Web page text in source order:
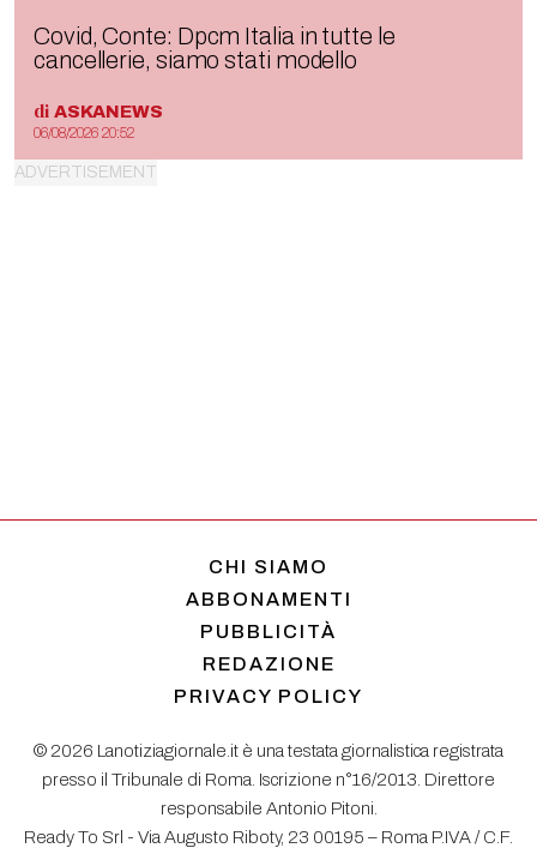
Covid, Conte: Dpcm Italia in tutte le
cancellerie, siamo stati modello
di ASKANEWS
06/08/2026 20:52
CHI SIAMO
ABBONAMENTI
PUBBLICITÀ
REDAZIONE
PRIVACY POLICY
© 2026 Lanotiziagiornale.it è una testata giornalistica registrata
presso il Tribunale di Roma. Iscrizione n°16/2013. Direttore
responsabile Antonio Pitoni.
Ready To Srl - Via Augusto Riboty, 23 00195 – Roma P.IVA / C.F.